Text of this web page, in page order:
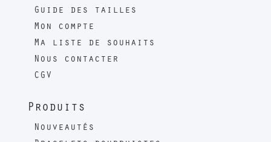
Guide des tailles
Mon compte
Ma liste de souhaits
Nous contacter
CGV
Produits
Nouveautés